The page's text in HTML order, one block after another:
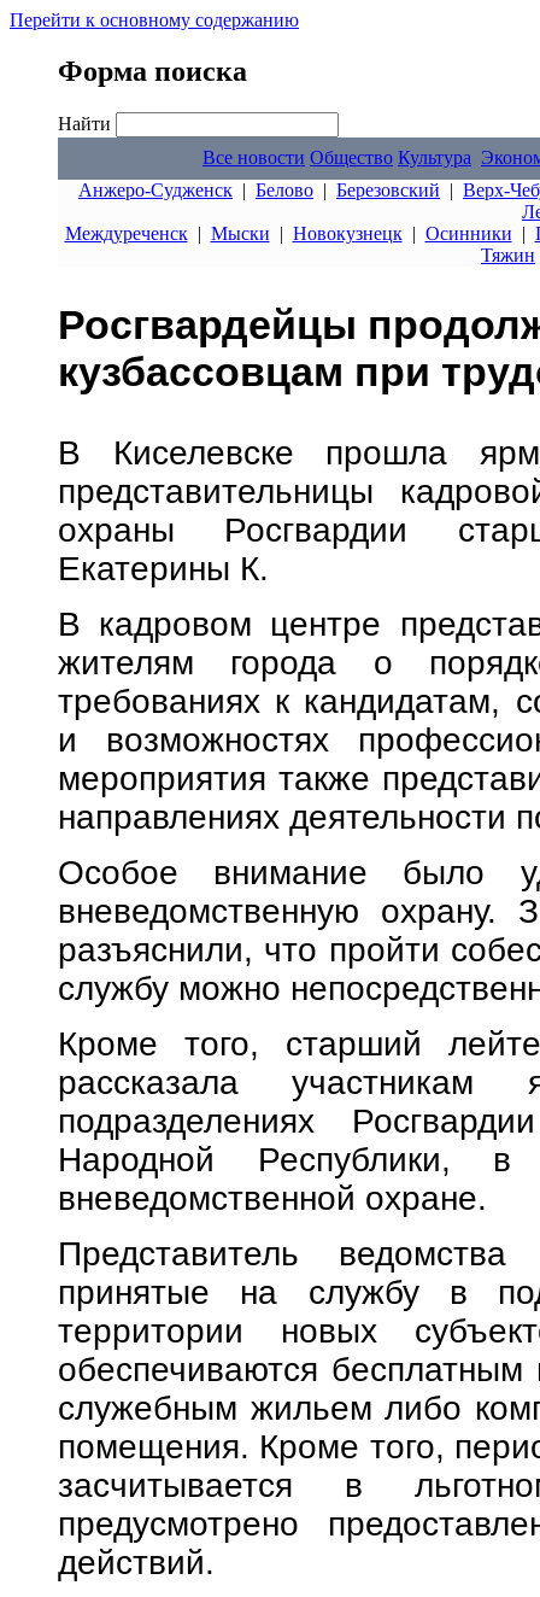
Перейти к основному содержанию
Форма поиска
Найти
Все новости Общество Культура
Анжеро-Судженск | Белово | Березовский | Верх-
Междуреченск| Мыски | Новокузнецк| Осинники |
Тяжин
Росгвардейцы
кузбассовцам при
В Киселевске прошла
представительницы
охраны Росгвардии
Екатерины К.
В кадровом центре
жителям города о
требованиях к кандидатам,
и возможностях
мероприятия также
направлениях деятельности
Особое внимание было
вневедомственную охрану.
разъяснили, что пройти
службу можно
Кроме того, старший
рассказала
подразделениях
Народной
вневедомственной охране.
Представитель
принятые на службу в
территории новых
обеспечиваются
служебным жильем либо
помещения. Кроме того,
засчитывается в
предусмотрено
действий.